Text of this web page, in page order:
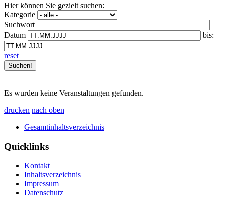
Hier können Sie gezielt suchen:
Kategorie
Suchwort
Datum
bis:
reset
Es wurden keine Veranstaltungen gefunden.
drucken nach oben
Gesamtinhaltsverzeichnis
Quicklinks
Kontakt
Inhaltsverzeichnis
Impressum
Datenschutz